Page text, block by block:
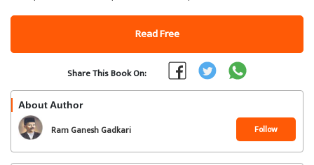
Read Free
Share This Book On:
About Author
Ram Ganesh Gadkari Follow